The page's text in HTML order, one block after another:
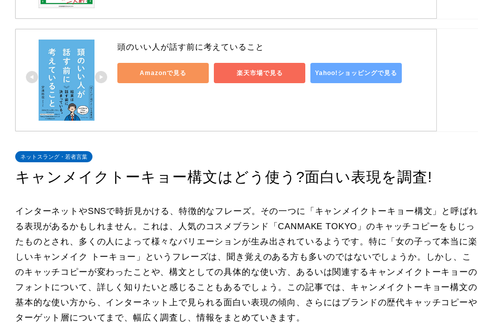
頭のいい人が話す前に考えていること
Amazonで見る 楽天市場で見る Yahoo!ショッピングで見る
ネットスラング・若者言葉
キャンメイクトーキョー構文はどう使う?面白い表現を調査!
インターネットやSNSで時折見かける、特徴的なフレーズ。その一つに「キャンメイクトーキョー構文」と呼ばれ
る表現があるかもしれません。これは、人気のコスメブランド「CANMAKE TOKYO」のキャッチコピーをもじっ
たものとされ、多くの人によって様々なバリエーションが生み出されているようです。特に「女の子って本当に楽
しいキャンメイク トーキョー」というフレーズは、聞き覚えのある方も多いのではないでしょうか。しかし、こ
のキャッチコピーが変わったことや、構文としての具体的な使い方、あるいは関連するキャンメイクトーキョーの
フォントについて、詳しく知りたいと感じることもあるでしょう。この記事では、キャンメイクトーキョー構文の
基本的な使い方から、インターネット上で見られる面白い表現の傾向、さらにはブランドの歴代キャッチコピーや
ターゲット層についてまで、幅広く調査し、情報をまとめていきます。